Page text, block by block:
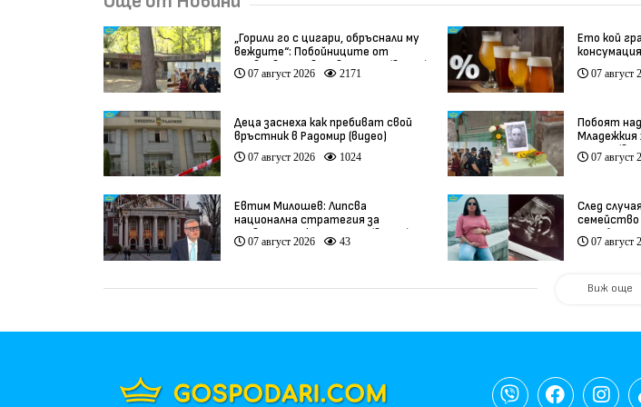
„Горили го с цигари, обръснали му
веждите“: Побойниците от
Пловдив остават в ареста (видео)
07 август 2026 2171
Ето кой
07 август
Деца заснеха как пребиват свой
връстник в Радомир (видео)
07 август 2026 1024
Побоят
Младежкия
от час
07 август
Евтим Милошев: Липсва
национална стратегия за
развитие на културата (видео)
07 август 2026 43
След
семейство
след
(видео)
07 август
Виж още